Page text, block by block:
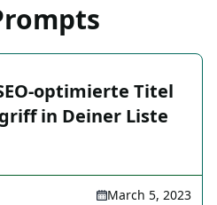
optimierte Titel
in Deiner Liste
March 5, 2023